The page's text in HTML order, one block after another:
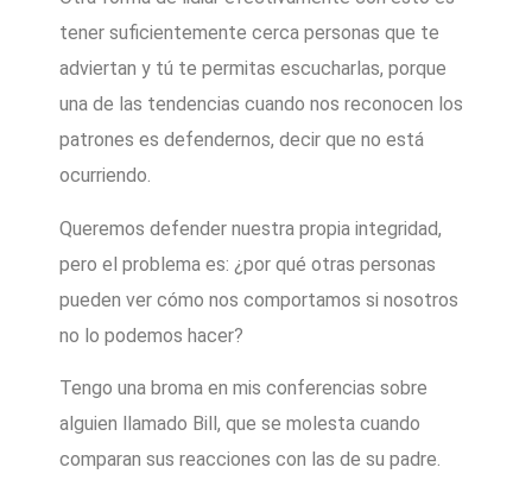
tener suficientemente cerca personas que te
adviertan y tú te permitas escucharlas, porque
una de las tendencias cuando nos reconocen los
patrones es defendernos, decir que no está
ocurriendo.
Queremos defender nuestra propia integridad,
pero el problema es: ¿por qué otras personas
pueden ver cómo nos comportamos si nosotros
no lo podemos hacer?
Tengo una broma en mis conferencias sobre
alguien llamado Bill, que se molesta cuando
comparan sus reacciones con las de su padre.